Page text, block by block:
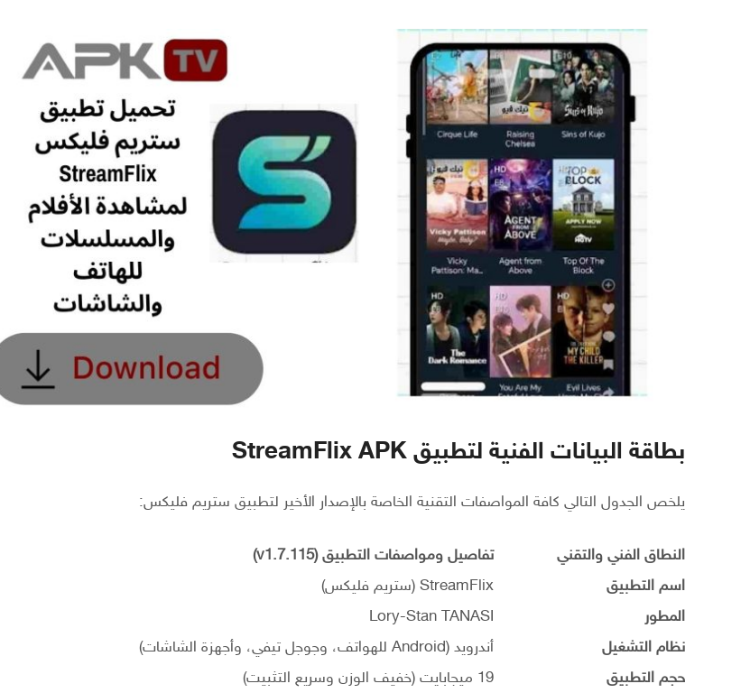
بطاقة البيانات الفنية لتطبيق StreamFlix APK
يلخص الجدول التالي كافة المواصفات التقنية الخاصة بالإصدار الأخير لتطبيق ستريم فليكس:
النطاق الفني والتقني
تفاصيل ومواصفات التطبيق (v1.7.115)
اسم التطبيق
StreamFlix (ستريم فليكس)
المطور
Lory-Stan TANASI
نظام التشغيل
أندرويد (Android للهواتف، وجوجل تيفي، وأجهزة الشاشات)
حجم التطبيق
19 ميجابايت (خفيف الوزن وسريع التثبيت)